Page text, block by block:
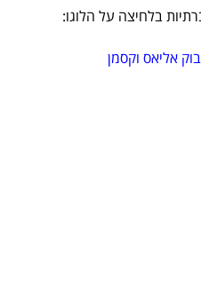
בלחיצה על הלוגו: